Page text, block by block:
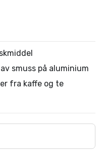
smuss på aluminium
fra kaffe og te